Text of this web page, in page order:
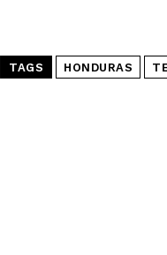
TAGS HONDURAS